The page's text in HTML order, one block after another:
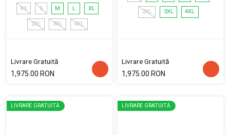
XS S M L XL
2XL 3XL 4XL
Livrare Gratuită
1,975.00 RON
2XL 3XL 4XL
Livrare Gratuită
1,975.00 RON
LIVRARE GRATUITĂ LIVRARE GRATUITĂ